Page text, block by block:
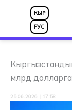
КЫР
РУС
Кыргызстандын
млрд
25.06.2026 | 17:58